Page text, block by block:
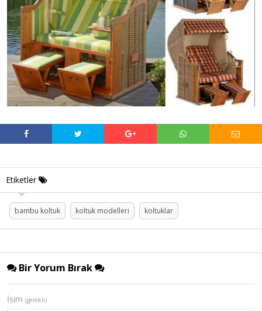
Etiketler
bambu koltuk koltuk modelleri koltuklar
Bir Yorum Bırak
İsim (gerekli)